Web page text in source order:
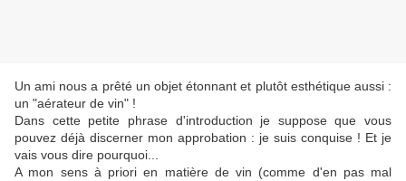
Un ami nous a prêté un objet étonnant et plutôt esthétique aussi :
un "aérateur de vin" !
Dans cette petite phrase d'introduction je suppose que vous
pouvez déjà discerner mon approbation : je suis conquise ! Et je
vais vous dire pourquoi...
A mon sens à priori en matière de vin (comme d'en pas mal